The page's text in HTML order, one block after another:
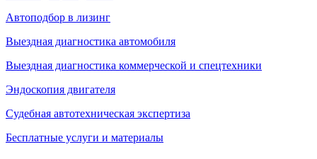
Автоподбор в лизинг
Выездная диагностика автомобиля
Выездная диагностика коммерческой и спецтехники
Эндоскопия двигателя
Судебная автотехническая экспертиза
Бесплатные услуги и материалы